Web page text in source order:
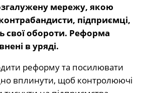
мережу, якою
підприємці,
свої обороти. Реформа
в уряді.
реформу та посилювати
вплинути, щоб контролюючі